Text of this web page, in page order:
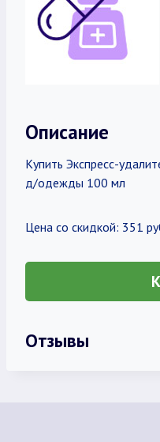
Описание
Купить Экспресс-
д/одежды 100 мл
Цена со скидкой: 351
Отзывы